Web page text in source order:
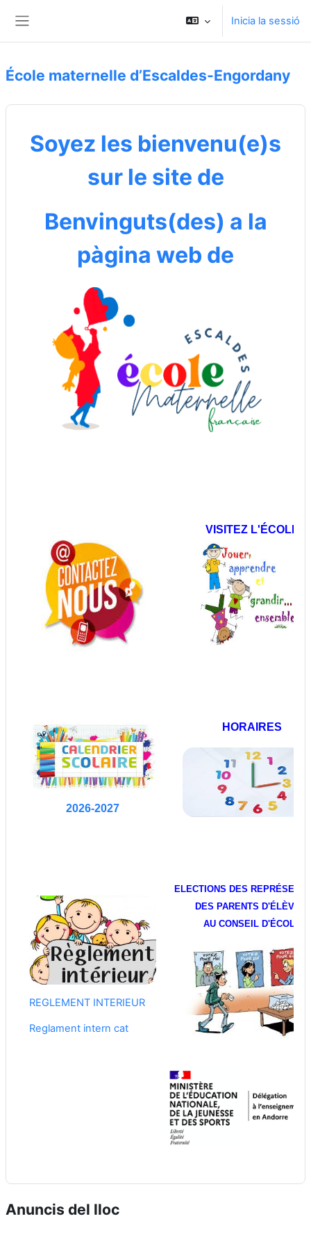
Inicia la sessió
École maternelle d’Escaldes-Engordany
Blocs de contingut principal
Soyez les bienvenu(e)s
sur le site de
Benvinguts(des) a la
pàgina web de
VISITEZ L'ÉCOLE
2026-2027
HORAIRES
REGLEMENT INTERIEUR
Reglament intern cat
ELECTIONS DES
DES PARENTS D'ÉLÈVES
AU CONSEIL D'ÉCOLE
Anuncis del lloc